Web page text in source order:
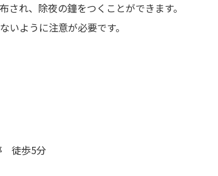
れ、除夜の鐘をつくことができます。
いように注意が必要です。
徒歩5分